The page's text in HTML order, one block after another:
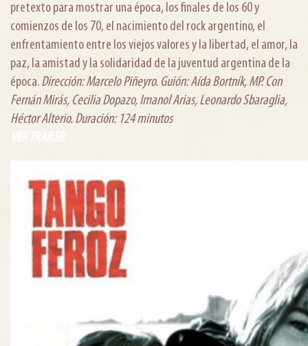
pretexto para mostrar una época, los finales de los 60 y
comienzos de los 70, el nacimiento del rock argentino, el
enfrentamiento entre los viejos valores y la libertad, el amor, la
paz, la amistad y la solidaridad de la juventud argentina de la
época.Dirección: Marcelo Piñeyro. Guión: Aída Bortník, MP. Con
Fernán Mirás, Cecilia Dopazo, Imanol Arias, Leonardo Sbaraglia,
Héctor Alterio. Duración: 124 minutos
VER TRAILER